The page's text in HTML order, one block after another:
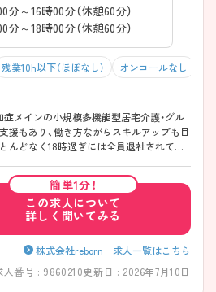
分～16時00分（休憩60分）
分～18時00分（休憩60分）
残業10h以下（ほぼなし） オンコールなし
メインの小規模多機能型居宅介護・グル
簡単1分！
この求人について
詳しく聞いてみる
株式会社reborn 求人一覧はこちら
人番号 : 9860210更新日 : 2026年7月10日